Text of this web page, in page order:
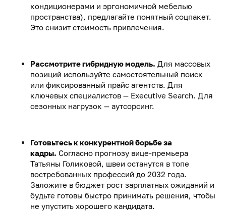
кондиционерами и эргономичной мебелью
пространства), предлагайте понятный соцпакет.
Это снизит стоимость привлечения.
Рассмотрите гибридную модель. Для массовых
позиций используйте самостоятельный поиск
или фиксированный прайс агентств. Для
ключевых специалистов — Executive Search. Для
сезонных нагрузок — аутсорсинг.
Готовьтесь к конкурентной борьбе за
кадры. Согласно прогнозу вице-премьера
Татьяны Голиковой, швеи останутся в топе
востребованных профессий до 2032 года.
Заложите в бюджет рост зарплатных ожиданий и
будьте готовы быстро принимать решения, чтобы
не упустить хорошего кандидата.